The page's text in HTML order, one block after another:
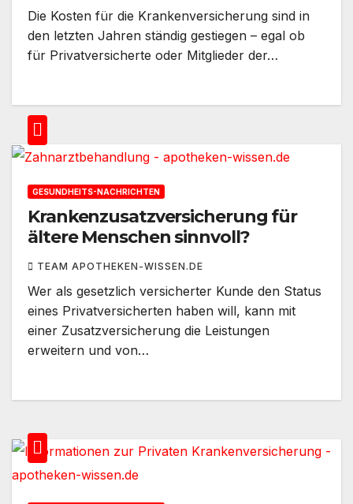
Die Kosten für die Krankenversicherung sind in
den letzten Jahren ständig gestiegen – egal ob
für Privatversicherte oder Mitglieder der…
GESUNDHEITS-NACHRICHTEN
Krankenzusatzversicherung für
ältere Menschen sinnvoll?
TEAM APOTHEKEN-WISSEN.DE
Wer als gesetzlich versicherter Kunde den Status
eines Privatversicherten haben will, kann mit
einer Zusatzversicherung die Leistungen
erweitern und von…